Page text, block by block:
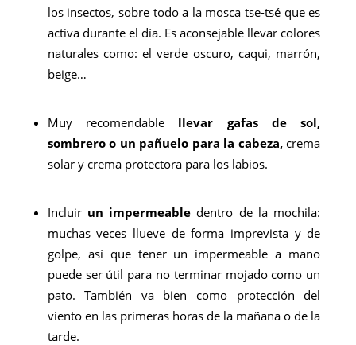
los insectos, sobre todo a la mosca tse-tsé que es
activa durante el día. Es aconsejable llevar colores
naturales como: el verde oscuro, caqui, marrón,
beige…
Muy recomendable llevar gafas de sol,
sombrero o un pañuelo para la cabeza,crema
solar y crema protectora para los labios.
Incluir un impermeable dentro de la mochila:
muchas veces llueve de forma imprevista y de
golpe, así que tener un impermeable a mano
puede ser útil para no terminar mojado como un
pato. También va bien como protección del
viento en las primeras horas de la mañana o de la
tarde.